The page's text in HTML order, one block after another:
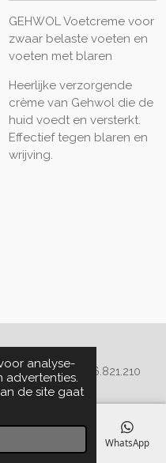
analyse-
de site gaat
GEHWOL Voetcreme voor
zwaar belaste voeten en
voeten met blaren
Heerlijke verzorgende
crème van Gehwol die de
huid voedt en versterkt.
Effectief tegen blaren en
wrijving.
- BTW: BE
0466.821.210
WhatsApp